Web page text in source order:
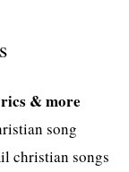
& more
song
christian songs